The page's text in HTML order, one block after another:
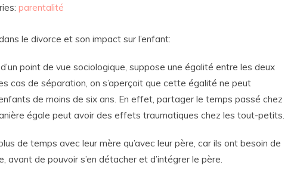
parentalité
le divorce et son impact sur l’enfant:
point de vue sociologique, suppose une égalité entre les deux
cas de séparation, on s’aperçoit que cette égalité ne peut
de moins de six ans. En effet, partager le temps passé chez
égale peut avoir des effets traumatiques chez les tout-petits.
de temps avec leur mère qu’avec leur père, car ils ont besoin de
avant de pouvoir s’en détacher et d’intégrer le père.